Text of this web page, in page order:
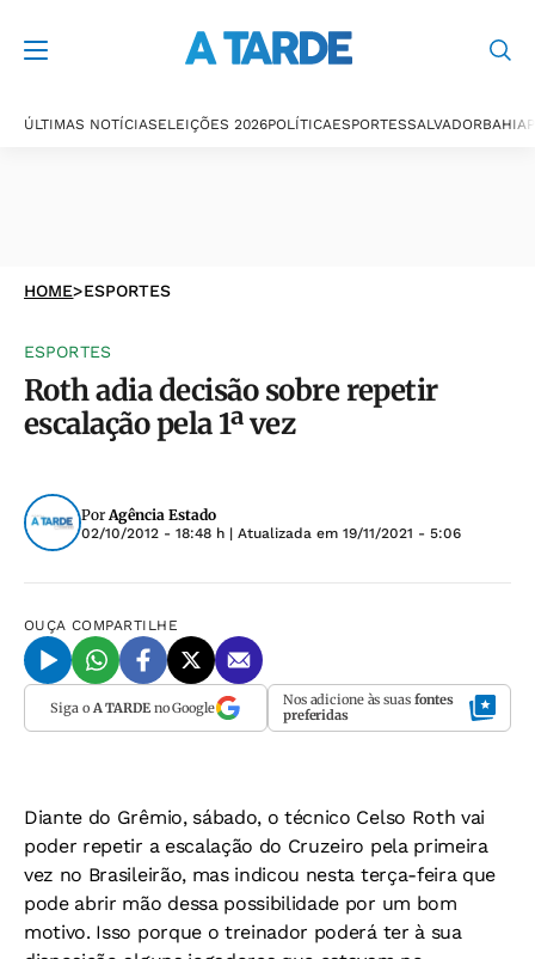
ÚLTIMAS NOTÍCIASELEIÇÕES 2026POLÍTICAESPORTESSALVADORBAHIA
HOME>ESPORTES
ESPORTES
Roth adia decisão sobre repetir
escalação pela 1ª vez
PorAgência Estado
02/10/2012 - 18:48 h | Atualizada em 19/11/2021 - 5:06
OUÇA COMPARTILHE
Siga o A TARDEno Google Nos adicione às suas fontes
preferidas
Diante do Grêmio, sábado, o técnico Celso Roth vai
poder repetir a escalação do Cruzeiro pela primeira
vez no Brasileirão, mas indicou nesta terça-feira que
pode abrir mão dessa possibilidade por um bom
motivo. Isso porque o treinador poderá ter à sua